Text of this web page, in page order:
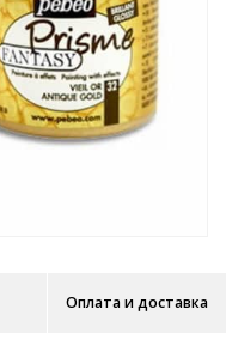
Оплата и доставка